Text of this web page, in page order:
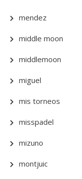
mendez
middle moon
middlemoon
miguel
mis torneos
misspadel
mizuno
montjuic